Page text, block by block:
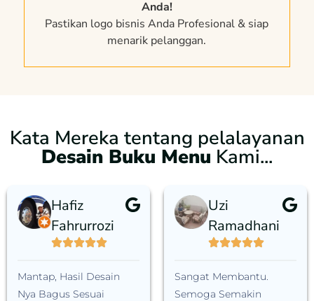
Anda!
Pastikan logo bisnis Anda Profesional & siap
menarik pelanggan.
Kata Mereka tentang pelalayanan
Desain Buku Menu Kami...
Hafiz
Fahrurrozi
Mantap, Hasil Desain
Nya Bagus Sesuai
Uzi
Ramadhani
Sangat Membantu.
Semoga Semakin